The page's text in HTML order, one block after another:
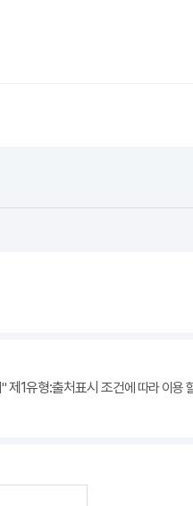
"제1유형:출처표시 조건에 따라 이용